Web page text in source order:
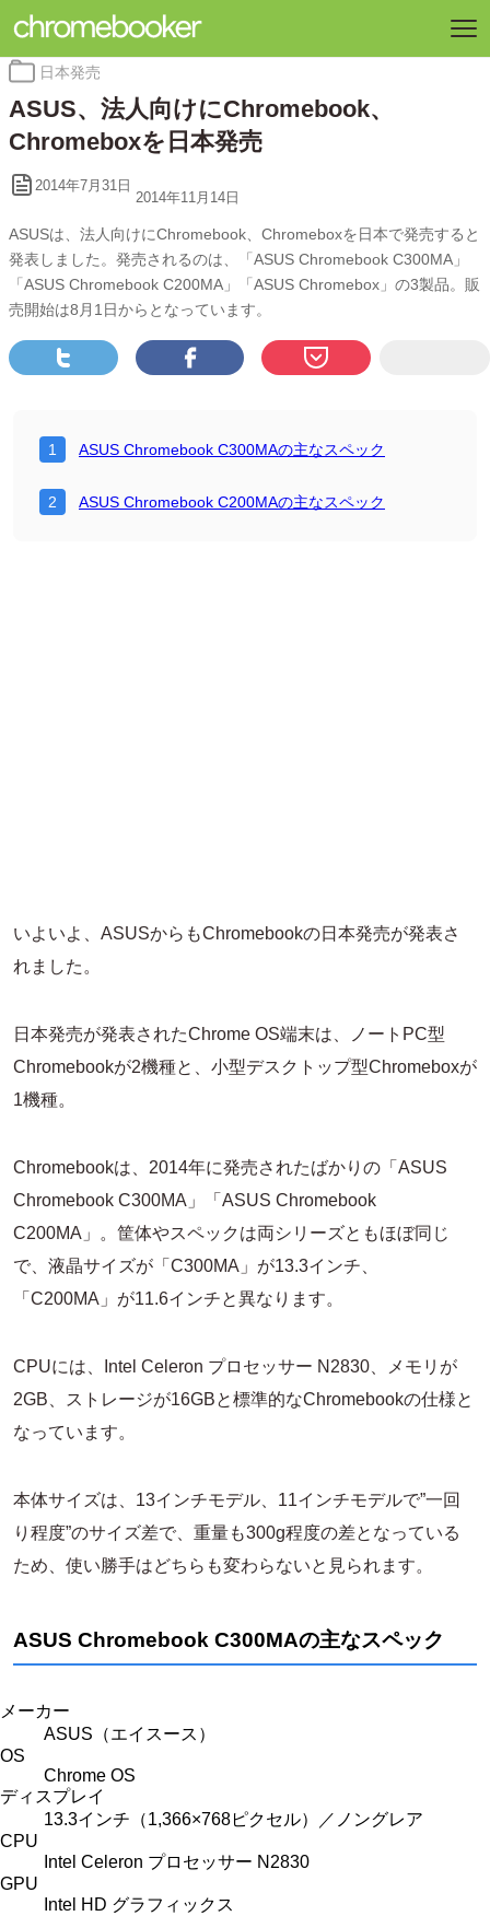
カ
ゴ
リ
日本発売
ASUS、法人向けにChromebook、
Chromeboxを日本発売
2014年7月31日
2014年11月14日
ASUSは、法人向けにChromebook、Chromeboxを日本で発売すると
発表しました。発売されるのは、「ASUS Chromebook C300MA」
「ASUS Chromebook C200MA」「ASUS Chromebox」の3製品。販
売開始は8月1日からとなっています。
ASUS Chromebook C300MAの主なスペック
ASUS Chromebook C200MAの主なスペック
いよいよ、ASUSからもChromebookの日本発売が発表さ
れました。
日本発売が発表されたChrome OS端末は、ノートPC型
Chromebookが2機種と、小型デスクトップ型Chromeboxが
1機種。
Chromebookは、2014年に発売されたばかりの「ASUS
Chromebook C300MA」「ASUS Chromebook
C200MA」。筐体やスペックは両シリーズともほぼ同じ
で、液晶サイズが「C300MA」が13.3インチ、
「C200MA」が11.6インチと異なります。
CPUには、Intel Celeron プロセッサー N2830、メモリが
2GB、ストレージが16GBと標準的なChromebookの仕様と
なっています。
本体サイズは、13インチモデル、11インチモデルで”一回
り程度”のサイズ差で、重量も300g程度の差となっている
ため、使い勝手はどちらも変わらないと見られます。
ASUS Chromebook C300MAの主なスペック
メーカー
ASUS（エイスース）
OS
Chrome OS
ディスプレイ
13.3インチ（1,366×768ピクセル）／ノングレア
CPU
Intel Celeron プロセッサー N2830
GPU
Intel HD グラフィックス